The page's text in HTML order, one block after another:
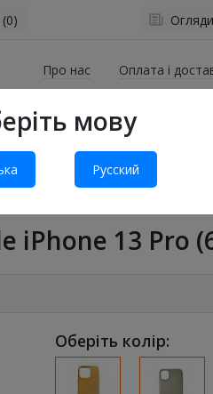
мову
Русский
Огляди
Про нас Оплата і
/ Grey
iPhone 13 Pro
Оберіть колір: